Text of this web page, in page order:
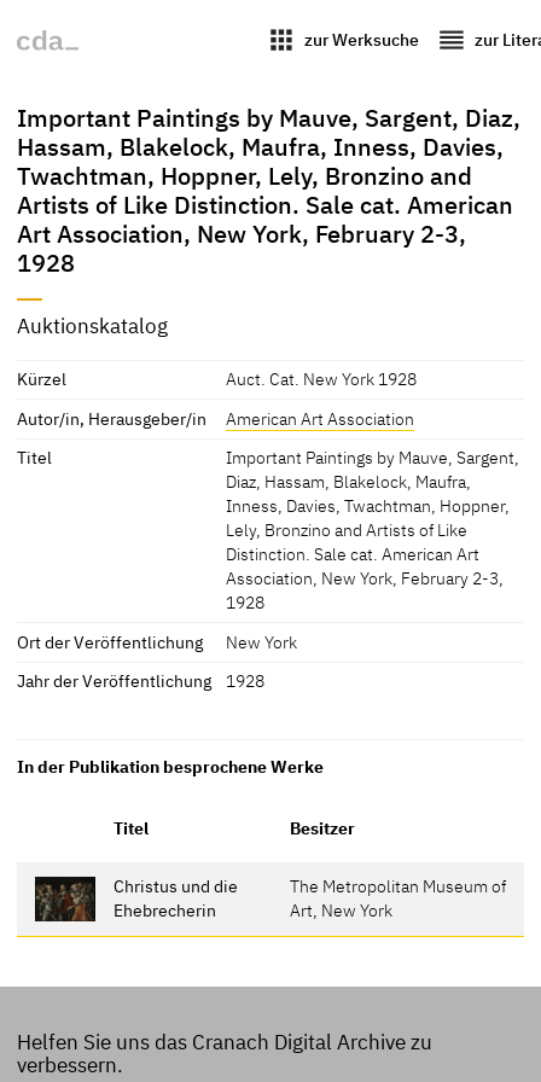
apps zur Werksuche reorder zur
Important Paintings by Mauve, Sargent, Diaz,
Hassam, Blakelock, Maufra, Inness, Davies,
Twachtman, Hoppner, Lely, Bronzino and
Artists of Like Distinction. Sale cat. American
Art Association, New York, February 2-3,
1928
Auktionskatalog
Kürzel
Auct. Cat. New York 1928
Autor/in, Herausgeber/in
American Art Association
Titel
Important Paintings by Mauve, Sargent,
Diaz, Hassam, Blakelock, Maufra,
Inness, Davies, Twachtman, Hoppner,
Lely, Bronzino and Artists of Like
Distinction. Sale cat. American Art
Association, New York, February 2-3,
1928
Ort der Veröffentlichung
New York
Jahr der Veröffentlichung
1928
In der Publikation besprochene Werke
Titel Besitzer
Christus und die
Ehebrecherin
The Metropolitan Museum of
Art, New York
Helfen Sie uns das Cranach Digital Archive zu
verbessern.